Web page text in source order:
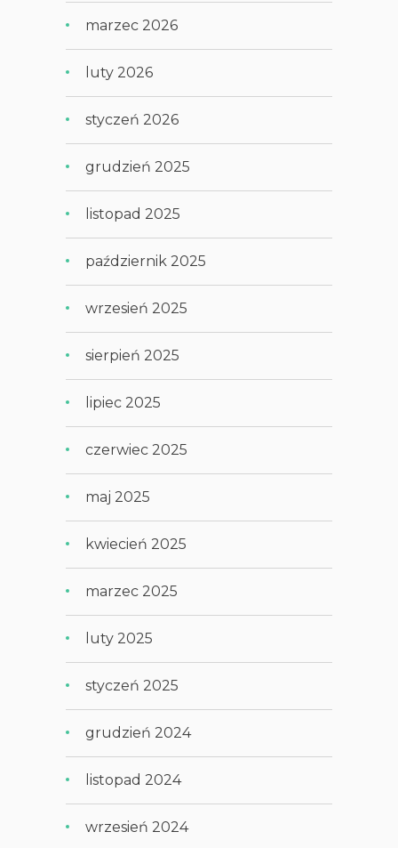
marzec 2026
luty 2026
styczeń 2026
grudzień 2025
listopad 2025
październik 2025
wrzesień 2025
sierpień 2025
lipiec 2025
czerwiec 2025
maj 2025
kwiecień 2025
marzec 2025
luty 2025
styczeń 2025
grudzień 2024
listopad 2024
wrzesień 2024